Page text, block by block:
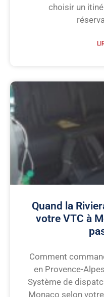
choisir un
Quand la
votre VTC à
Comment
en Provence-
Système de
Monaco selon